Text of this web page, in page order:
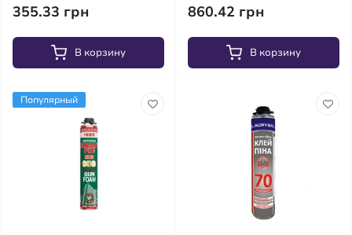
355.33 грн
В корзину
860.42 грн
В корзину
Популярный